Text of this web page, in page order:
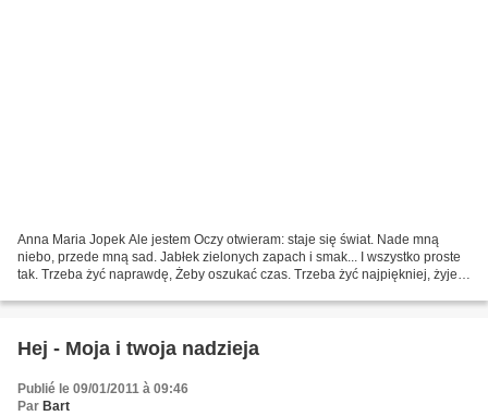
Anna Maria Jopek Ale jestem Oczy otwieram: staje się świat. Nade mną
niebo, przede mną sad. Jabłek zielonych zapach i smak... I wszystko proste
tak. Trzeba żyć naprawdę, Żeby oszukać czas. Trzeba żyć najpiękniej, żyje
Hej - Moja i twoja nadzieja
Publié le 09/01/2011 à 09:46
Par Bart